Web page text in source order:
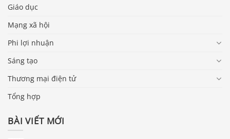
Giáo dục
Mạng xã hội
Phi lợi nhuận
Sáng tạo
Thương mại điện tử
Tổng hợp
BÀI VIẾT MỚI